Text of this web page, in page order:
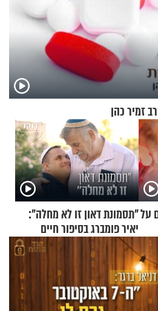
זמיר כהן
על"תסמונת דאון זו לא מחלה":
יאיר פומברג בסיפור חיים
מעורר השראה